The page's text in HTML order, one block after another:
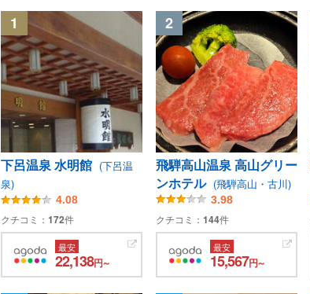
美濃加茂・可児・美濃市
多治見・恵那・中津川
郡上八幡・ひるがの高原
下呂・濁河・鈴蘭高原
飛騨・高山・白川郷
愛知
三重
近畿
1
下呂温泉 水明館 (下呂温
泉)
4.08
クチコミ： 172件
最安
22,138円～
2
飛騨高山温泉 高山グリー
ンホテル (飛騨高山・古川)
3.98
クチコミ： 144件
最安
15,567円～